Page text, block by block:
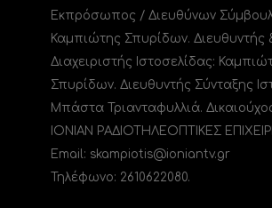
Εκπρόσωπος / Διευθύνων
Καμπιώτης Σπυρίδων. Διευθυντής
Διαχειριστής Ιστοσελίδας:
Σπυρίδων. Διευθυντής Σύνταξης
Μπάστα Τριανταφυλλιά.
ΙΟΝΙΑΝ ΡΑΔΙΟΤΗΛΕΟΠΤΙΚΕΣ
Email: skampiotis@ioniantv.gr
Τηλέφωνο: 2610622080.